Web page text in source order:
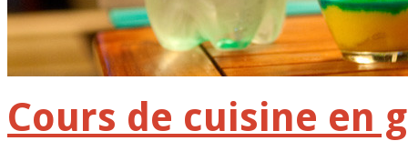
Cours de cuisine en